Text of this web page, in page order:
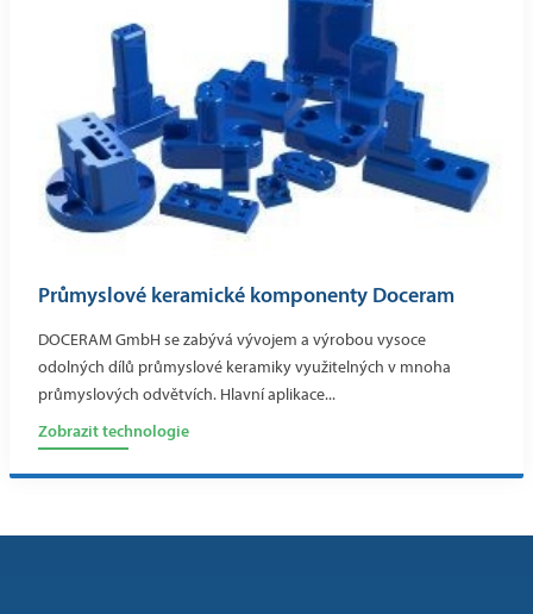
Průmyslové keramické komponenty Doceram
DOCERAM GmbH se zabývá vývojem a výrobou vysoce
odolných dílů průmyslové keramiky využitelných v mnoha
průmyslových odvětvích. Hlavní aplikace...
Zobrazit technologie